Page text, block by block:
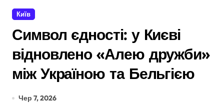
Київ
Символ єдності: у Києві
відновлено «Алею дружби»
між Україною та Бельгією
Чер 7, 2026